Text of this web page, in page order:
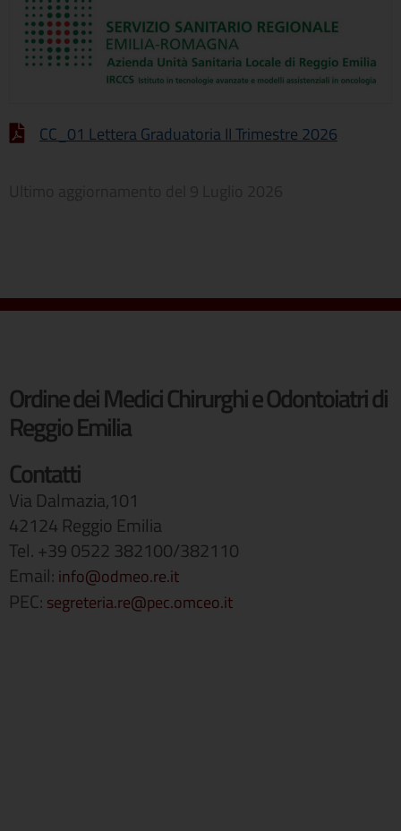
CC_01 Lettera Graduatoria II Trimestre 2026
Ordine dei Medici Chirurghi e Odontoiatri di
Reggio Emilia
Contatti
Via Dalmazia,101
42124 Reggio Emilia
Tel. +39 0522 382100/382110
Email: info@odmeo.re.it
PEC: segreteria.re@pec.omceo.it